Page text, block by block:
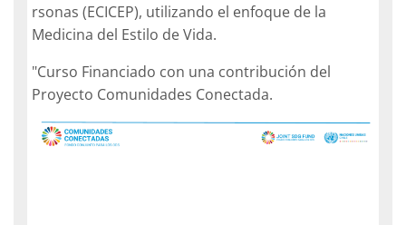
rsonas (ECICEP), utilizando el enfoque de la
Medicina del Estilo de Vida.
"Curso Financiado con una contribución del
Proyecto Comunidades Conectada.